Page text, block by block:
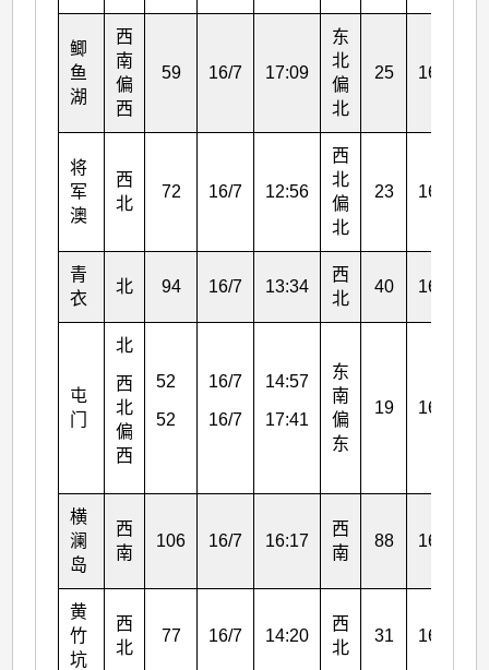
鲫
鱼
湖
西
南
偏
西
59 16/7 17:09
东
北
偏
北
25 16/7
将
军
澳
西
北
72 16/7 12:56
西
北
偏
北
23 16/7
青
衣
北 94 16/7 13:34
西
北
40 16/7
屯
门
北
西
北
偏
西
52
52
16/7
16/7
14:57
17:41
东
南
偏
东
19 16/7
横
澜
岛
西
南
106 16/7 16:17
西
南
88 16/7
黄
竹
坑
西
北
77 16/7 14:20
西
北
31 16/7